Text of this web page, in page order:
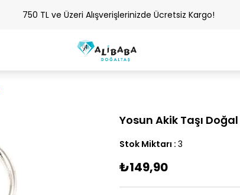
750 TL ve Üzeri Alışverişlerinizde Ücretsiz Kargo!
Yosun Akik Taşı
Stok Miktarı : 3
₺149,90